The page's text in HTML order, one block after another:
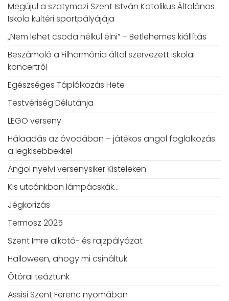
Megújul a szatymazi Szent István Katolikus Általános
Iskola kültéri sportpályájája
„Nem lehet csoda nélkül élni” – Betlehemes kiállítás
Beszámoló a Filharmónia által szervezett iskolai
koncertről
Egészséges Táplálkozás Hete
Testvériség Délutánja
LEGO verseny
Hálaadás az óvodában – játékos angol foglalkozás
a legkisebbekkel
Angol nyelvi versenysiker Kisteleken
Kis utcánkban lámpácskák…
Jégkorizás
Termosz 2025
Szent Imre alkotó- és rajzpályázat
Halloween, ahogy mi csináltuk
Ötórai teáztunk
Assisi Szent Ferenc nyomában